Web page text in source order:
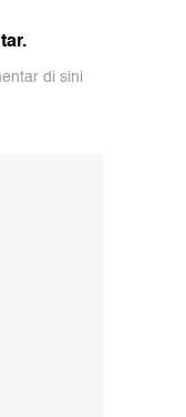
di sini